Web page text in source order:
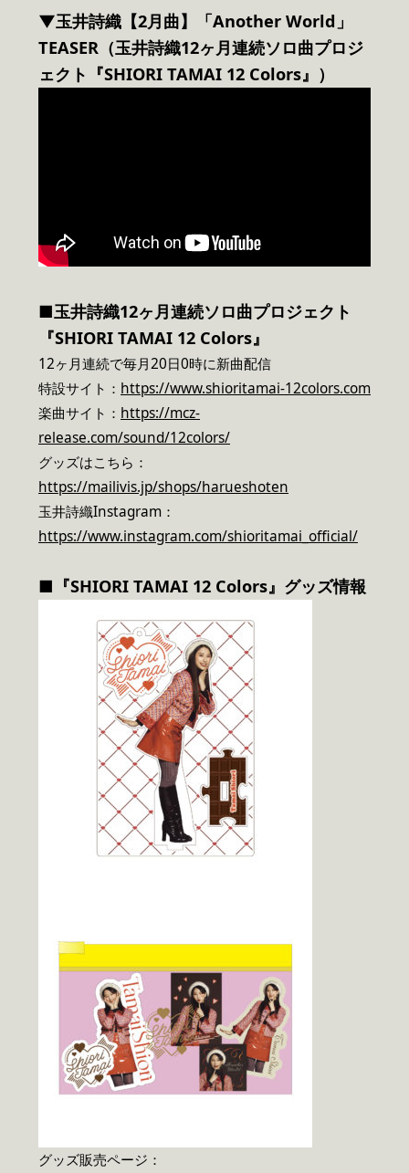
▼玉井詩織【2月曲】「Another World」
TEASER（玉井詩織12ヶ月連続ソロ曲プロジ
ェクト『SHIORI TAMAI 12 Colors』）
■玉井詩織12ヶ月連続ソロ曲プロジェクト
『SHIORI TAMAI 12 Colors』
12ヶ月連続で毎月20日0時に新曲配信
特設サイト： https://www.shioritamai-12colors.com
楽曲サイト： https://mcz-
release.com/sound/12colors/
グッズはこちら：
https://mailivis.jp/shops/harueshoten
玉井詩織Instagram：
https://www.instagram.com/shioritamai_official/
■『SHIORI TAMAI 12 Colors』グッズ情報
グッズ販売ページ：